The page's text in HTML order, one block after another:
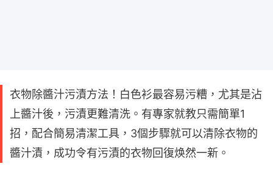
衣物除醬汁污漬方法！白色衫最容易污糟，尤其是沾
上醬汁後，污漬更難清洗。有專家就教只需簡單1
招，配合簡易清潔工具，3個步驟就可以清除衣物的
醬汁漬，成功令有污漬的衣物回復焕然一新。